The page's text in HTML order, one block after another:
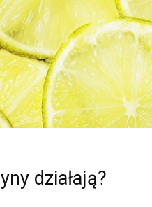
działają?